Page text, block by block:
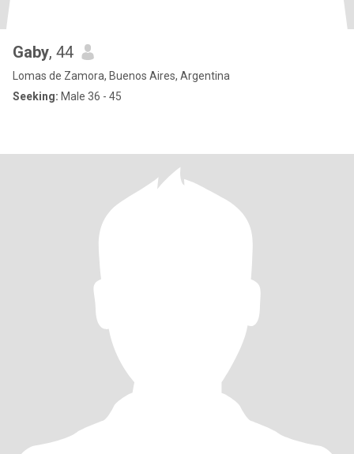
Gaby, 44
Lomas de Zamora, Buenos Aires, Argentina
Seeking: Male 36 - 45